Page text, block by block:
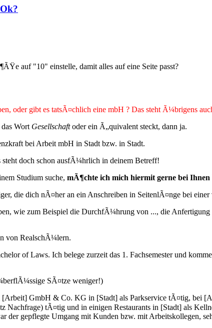
auf "10" einstelle, damit alles auf eine Seite passt?
oder gibt es tatsÃ¤chlich eine mbH ? Das steht Ã¼brigens
Wort Gesellschaftoder ein Ã„quivalent steckt, dann ja.
bei Arbeit mbH in Stadt bzw. in Stadt.
doch schon ausfÃ¼hrlich in deinem Betreff!
Studium suche, mÃ¶chte ich mich hiermit gerne bei Ihnen
die dich nÃ¤her an ein Anschreiben in SeitenlÃ¤nge bei
wie zum Beispiel die DurchfÃ¼hrung von ..., die
von RealschÃ¼lern.
of Laws. Ich belege zurzeit das 1. Fachsemester und
SÃ¤tze weniger!)
GmbH & Co. KG in [Stadt] als Parkservice tÃ¤tig, bei
Nachfrage) tÃ¤tig und in einigen Restaurants in [Stadt] als
der gepflegte Umgang mit Kunden bzw. mit Arbeitskollegen,